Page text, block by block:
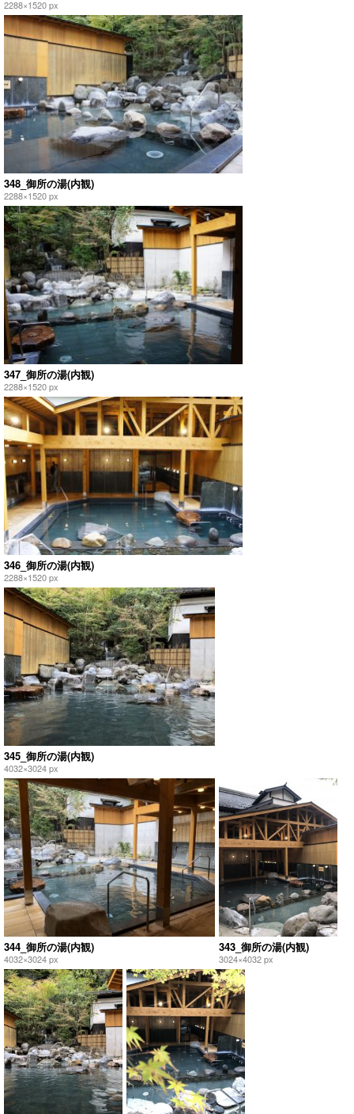
2288×1520 px
348_御所の湯(内観)
2288×1520 px
347_御所の湯(内観)
2288×1520 px
346_御所の湯(内観)
2288×1520 px
345_御所の湯(内観)
4032×3024 px
344_御所の湯(内観)
4032×3024 px
343_御所の湯(内観)
3024×4032 px